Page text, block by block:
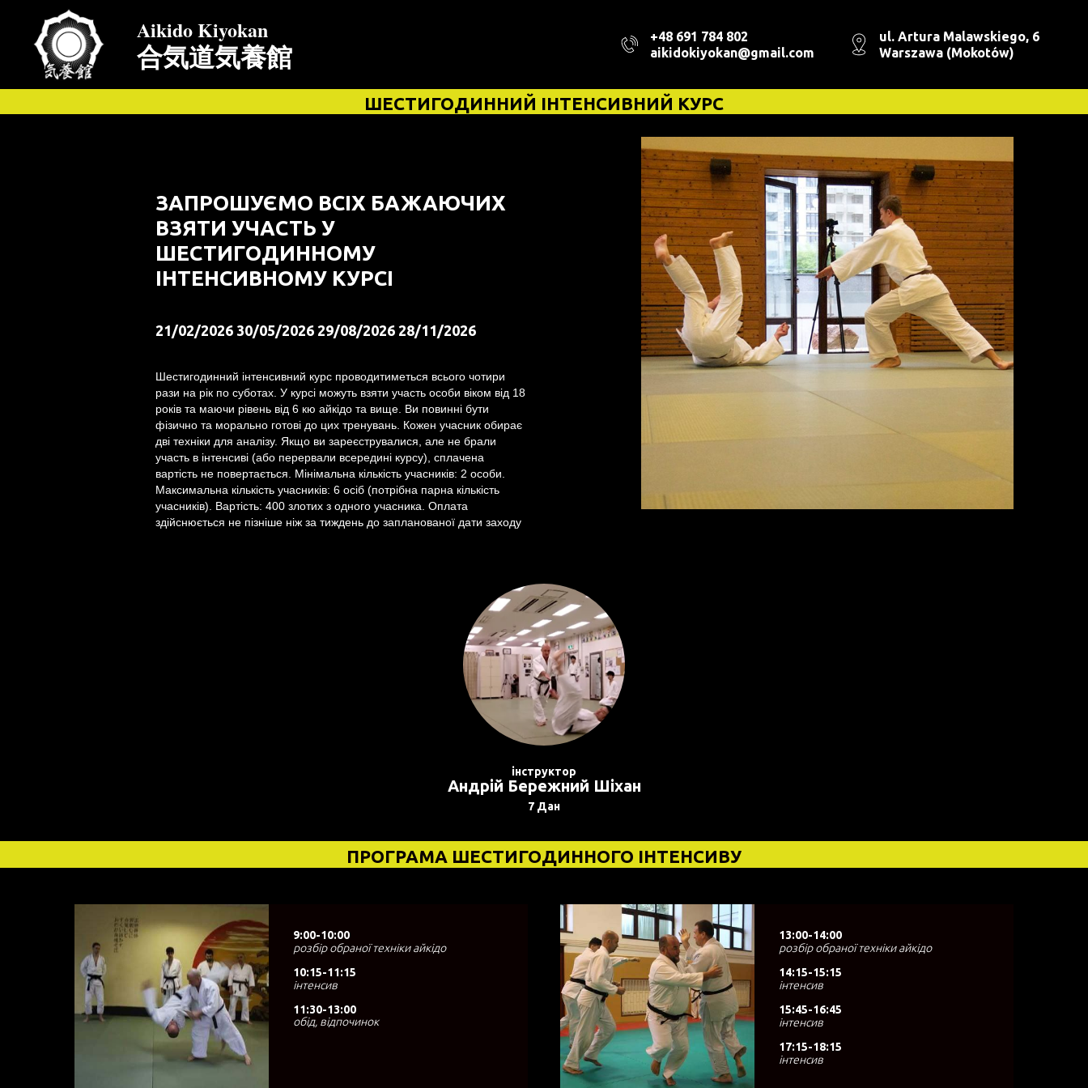
Aikido Kiyokan
合気道気養館
+48 691 784 802
aikidokiyokan@gmail.com
ul. Artura Malawskiego, 6
Warszawa (Mokotów)
ШЕСТИГОДИННИЙ ІНТЕНСИВНИЙ КУРС
ЗАПРОШУЄМО ВСІХ БАЖАЮЧИХ
ВЗЯТИ УЧАСТЬ У
ШЕСТИГОДИННОМУ
ІНТЕНСИВНОМУ КУРСІ
21/02/2026 30/05/2026 29/08/2026 28/11/2026
Шестигодинний інтенсивний курс проводитиметься всього чотири
рази на рік по суботах. У курсі можуть взяти участь особи віком від 18
років та маючи рівень від 6 кю айкідо та вище. Ви повинні бути
фізично та морально готові до цих тренувань. Кожен учасник обирає
дві техніки для аналізу. Якщо ви зареєструвалися, але не брали
участь в інтенсиві (або перервали всередині курсу), сплачена
вартість не повертається. Мінімальна кількість учасників: 2 особи.
Максимальна кількість учасників: 6 осіб (потрібна парна кількість
учасників). Вартість: 400 злотих з одного учасника. Оплата
здійснюється не пізніше ніж за тиждень до запланованої дати заходу
інструктор
Андрій Бережний Шіхан
7 Дан
ПРОГРАМА ШЕСТИГОДИННОГО ІНТЕНСИВУ
9:00-10:00
розбір обраної техніки айкідо
10:15-11:15
інтенсив
11:30-13:00
обід, відпочинок
13:00-14:00
розбір обраної техніки айкідо
14:15-15:15
інтенсив
15:45-16:45
інтенсив
17:15-18:15
інтенсив